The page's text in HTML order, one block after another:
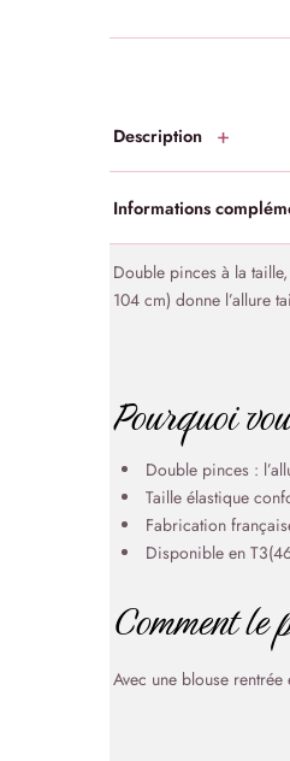
Description
Informations
Double pinces à la
104 cm) donne l’allure
Pourquoi
Double pinces :
Taille élastique
Fabrication
Disponible en
Comment le
Avec une blouse